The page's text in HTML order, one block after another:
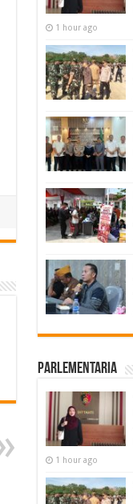
1 hour ago
Parlementaria
1 hour ago